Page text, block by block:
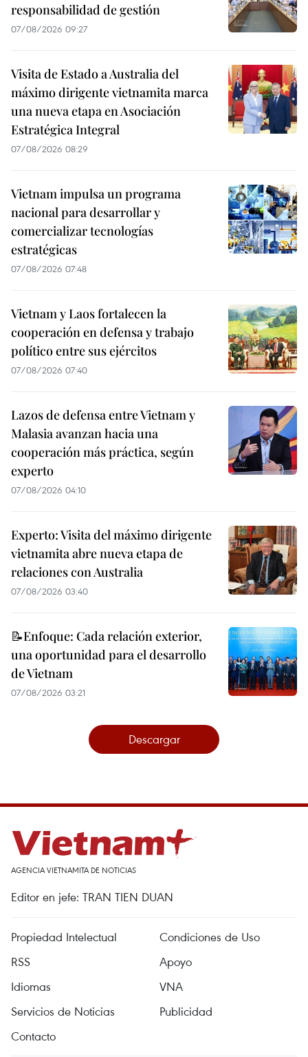
responsabilidad de gestión
07/08/2026 09:27
Visita de Estado a Australia del
máximo dirigente vietnamita marca
una nueva etapa en Asociación
Estratégica Integral
07/08/2026 08:29
Vietnam impulsa un programa
nacional para desarrollar y
comercializar tecnologías
estratégicas
07/08/2026 07:48
Vietnam y Laos fortalecen la
cooperación en defensa y trabajo
político entre sus ejércitos
07/08/2026 07:40
Lazos de defensa entre Vietnam y
Malasia avanzan hacia una
cooperación más práctica, según
experto
07/08/2026 04:10
Experto: Visita del máximo dirigente
vietnamita abre nueva etapa de
relaciones con Australia
07/08/2026 03:40
📝Enfoque: Cada relación exterior,
una oportunidad para el desarrollo
de Vietnam
07/08/2026 03:21
Descargar
AGENCIA VIETNAMITA DE NOTICIAS
Editor en jefe: TRAN TIEN DUAN
Propiedad Intelectual
Condiciones de Uso
RSS
Apoyo
Idiomas
VNA
Servicios de Noticias
Publicidad
Contacto